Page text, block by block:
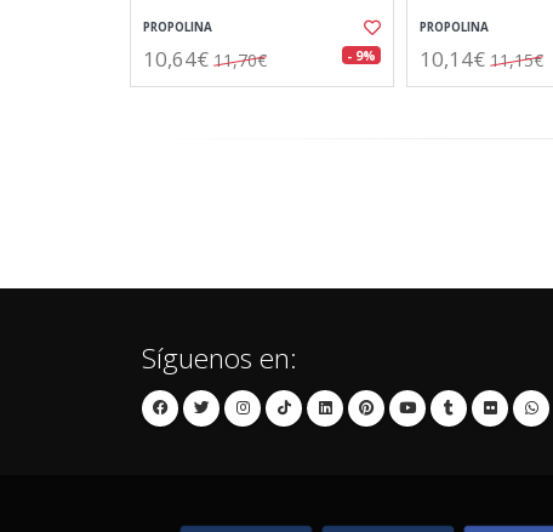
PROPOLINA
10,64€ 11,70€ - 9%
PROPOLINA
10,14€ 11,15€
Síguenos en: